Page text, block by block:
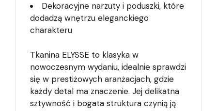
Dekoracyjne narzuty i poduszki, które
dodadzą wnętrzu eleganckiego
charakteru
Tkanina ELYSSE to klasyka w
nowoczesnym wydaniu, idealnie sprawdzi
się w prestiżowych aranżacjach, gdzie
każdy detal ma znaczenie. Jej delikatna
sztywność i bogata struktura czynią ją